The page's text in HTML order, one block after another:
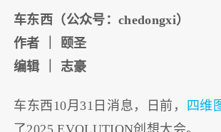
车东西（公众号：chedongxi）
作者 ｜ 颐圣
编辑 ｜ 志豪
车东西10月31日消息，日前， 四维
了2025 EVOLUTION创想大会。